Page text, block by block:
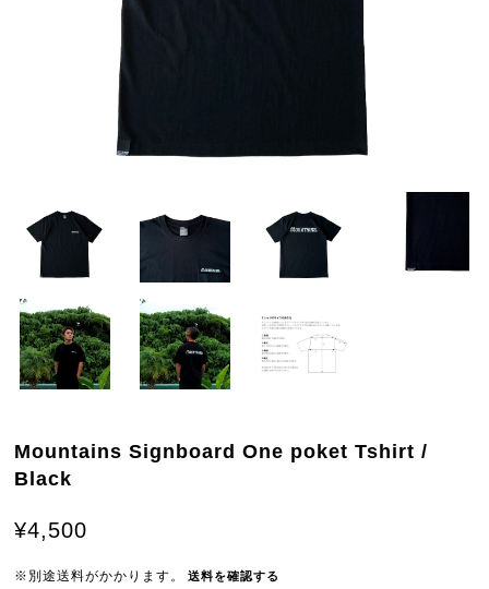
Mountains Signboard One poket Tshirt /
Black
¥4,500
※別途送料がかかります。 送料を確認する